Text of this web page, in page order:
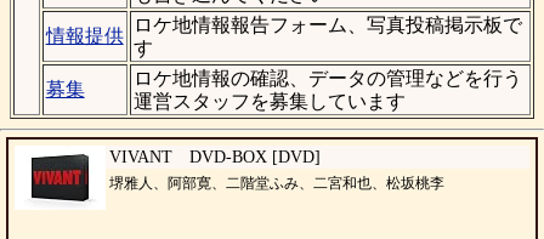
情報提供
ロケ地情報報告フォーム、写真投稿掲示板で
す
募集
ロケ地情報の確認、データの管理などを行う
運営スタッフを募集しています
VIVANT DVD-BOX [DVD]
堺雅人、阿部寛、二階堂ふみ、二宮和也、松坂桃李